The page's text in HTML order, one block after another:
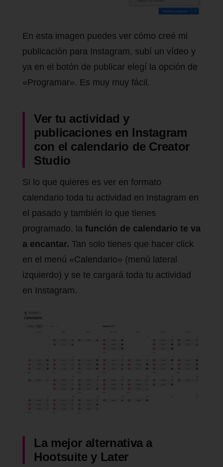
En esta imagen puedes ver cómo creé mi
publicación para Instagram, subí un vídeo y
ya en el botón de publicar elegí la opción de
«Programar». Es muy muy fácil.
Ver tu actividad y
publicaciones en Instagram
con el calendario de Creator
Studio
Si lo que quieres es ver en formato
calendario toda tu actividad en Instagram en
el pasado y también lo que tienes
programado, la función de calendario te va
a encantar. Tan solo tienes que hacer click
en el menú «Calendario» (menú lateral
izquierdo) y se te cargará toda tu actividad
en Instagram.
La mejor alternativa a
Hootsuite y Later